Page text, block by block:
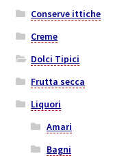
Conserve ittiche
Creme
Dolci Tipici
Frutta secca
Liquori
Amari
Bagni